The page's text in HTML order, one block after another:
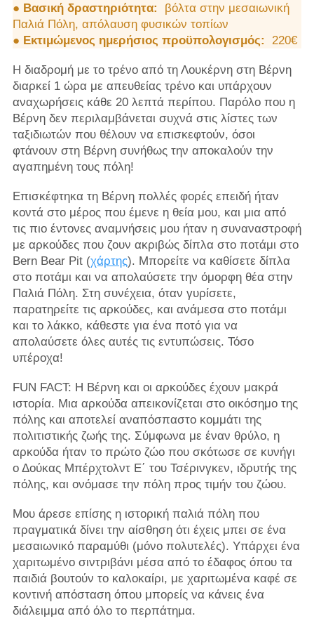
● Βασική δραστηριότητα: βόλτα στην μεσαιωνική
Παλιά Πόλη, απόλαυση φυσικών τοπίων
● Εκτιμώμενος ημερήσιος προϋπολογισμός: 220€
Η διαδρομή με το τρένο από τη Λουκέρνη στη Βέρνη
διαρκεί 1 ώρα με απευθείας τρένο και υπάρχουν
αναχωρήσεις κάθε 20 λεπτά περίπου. Παρόλο που η
Βέρνη δεν περιλαμβάνεται συχνά στις λίστες των
ταξιδιωτών που θέλουν να επισκεφτούν, όσοι
φτάνουν στη Βέρνη συνήθως την αποκαλούν την
αγαπημένη τους πόλη!
Επισκέφτηκα τη Βέρνη πολλές φορές επειδή ήταν
κοντά στο μέρος που έμενε η θεία μου, και μια από
τις πιο έντονες αναμνήσεις μου ήταν η συναναστροφή
με αρκούδες που ζουν ακριβώς δίπλα στο ποτάμι στο
Bern Bear Pit (χάρτης). Μπορείτε να καθίσετε δίπλα
στο ποτάμι και να απολαύσετε την όμορφη θέα στην
Παλιά Πόλη. Στη συνέχεια, όταν γυρίσετε,
παρατηρείτε τις αρκούδες, και ανάμεσα στο ποτάμι
και το λάκκο, κάθεστε για ένα ποτό για να
απολαύσετε όλες αυτές τις εντυπώσεις. Τόσο
υπέροχα!
FUN FACT: Η Βέρνη και οι αρκούδες έχουν μακρά
ιστορία. Μια αρκούδα απεικονίζεται στο οικόσημο της
πόλης και αποτελεί αναπόσπαστο κομμάτι της
πολιτιστικής ζωής της. Σύμφωνα με έναν θρύλο, η
αρκούδα ήταν το πρώτο ζώο που σκότωσε σε κυνήγι
ο Δούκας Μπέρχτολντ Ε΄ του Τσέρινγκεν, ιδρυτής της
πόλης, και ονόμασε την πόλη προς τιμήν του ζώου.
Μου άρεσε επίσης η ιστορική παλιά πόλη που
πραγματικά δίνει την αίσθηση ότι έχεις μπει σε ένα
μεσαιωνικό παραμύθι (μόνο πολυτελές). Υπάρχει ένα
χαριτωμένο σιντριβάνι μέσα από το έδαφος όπου τα
παιδιά βουτούν το καλοκαίρι, με χαριτωμένα καφέ σε
κοντινή απόσταση όπου μπορείς να κάνεις ένα
διάλειμμα από όλο το περπάτημα.